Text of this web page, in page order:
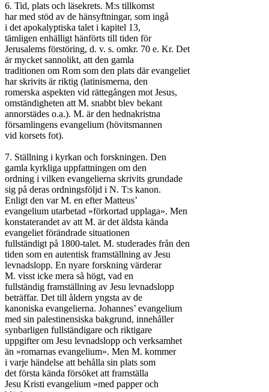
6. Tid, plats och läsekrets. M:s tillkomst
har med stöd av de hänsyftningar, som ingå
i det apokalyptiska talet i kapitel 13,
tämligen enhälligt hänförts till tiden för
Jerusalems förstöring, d. v. s. omkr. 70 e. Kr. Det
är mycket sannolikt, att den gamla
traditionen om Rom som den plats där evangeliet
har skrivits är riktig (latinismerna, den
romerska aspekten vid rättegången mot Jesus,
omständigheten att M. snabbt blev bekant
annorstädes o.a.). M. är den hednakristna
församlingens evangelium (hövitsmannen
vid korsets fot).
7. Ställning i kyrkan och forskningen. Den
gamla kyrkliga uppfattningen om den
ordning i vilken evangelierna skrivits grundade
sig på deras ordningsföljd i N. T:s kanon.
Enligt den var M. en efter Matteus’
evangelium utarbetad »förkortad upplaga». Men
konstaterandet av att M. är det äldsta kända
evangeliet förändrade situationen
fullständigt på 1800-talet. M. studerades från den
tiden som en autentisk framställning av Jesu
levnadslopp. En nyare forskning värderar
M. visst icke mera så högt, vad en
fullständig framställning av Jesu levnadslopp
beträffar. Det till åldern yngsta av de
kanoniska evangelierna. Johannes’ evangelium
med sin palestinensiska bakgrund, innehåller
synbarligen fullständigare och riktigare
uppgifter om Jesu levnadslopp och verksamhet
än »romarnas evangelium». Men M. kommer
i varje händelse att behålla sin plats som
det första kända försöket att framställa
Jesu Kristi evangelium »med papper och